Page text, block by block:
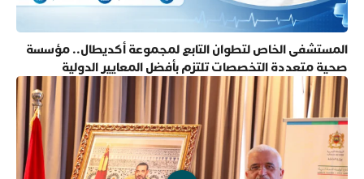
المستشفى الخاص لتطوان التابع لمجموعة أكديطال.. مؤسسة
صحية متعددة التخصصات تلتزم بأفضل المعايير الدولية